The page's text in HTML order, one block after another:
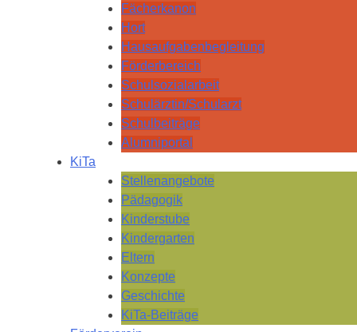
Fächerkanon
Hort
Hausaufgabenbegleitung
Förderbereich
Schulsozialarbeit
Schulärztin/Schularzt
Schulbeiträge
Alumniportal
KiTa
Stellenangebote
Pädagogik
Kinderstube
Kindergarten
Eltern
Konzepte
Geschichte
KiTa-Beiträge